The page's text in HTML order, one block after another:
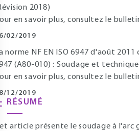
2018)
en savoir plus, consultez le
02/2019
norme NF EN ISO 6947 d'août
(A80-010) : Soudage et
en savoir plus, consultez le
12/2019
RÉSUMÉ
article présente le soudage à